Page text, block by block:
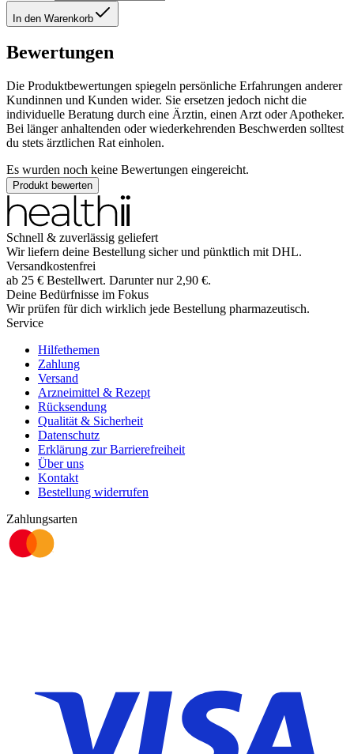
In den Warenkorb
Bewertungen
Die Produktbewertungen spiegeln persönliche Erfahrungen anderer
Kundinnen und Kunden wider. Sie ersetzen jedoch nicht die
individuelle Beratung durch eine Ärztin, einen Arzt oder Apotheker.
Bei länger anhaltenden oder wiederkehrenden Beschwerden solltest
du stets ärztlichen Rat einholen.
Es wurden noch keine Bewertungen eingereicht.
Produkt bewerten
Schnell & zuverlässig geliefert
Wir liefern deine Bestellung sicher und pünktlich mit DHL.
Versandkostenfrei
ab 25 € Bestellwert. Darunter nur 2,90 €.
Deine Bedürfnisse im Fokus
Wir prüfen für dich wirklich jede Bestellung pharmazeutisch.
Service
Hilfethemen
Zahlung
Versand
Arzneimittel & Rezept
Rücksendung
Qualität & Sicherheit
Datenschutz
Erklärung zur Barrierefreiheit
Über uns
Kontakt
Bestellung widerrufen
Zahlungsarten